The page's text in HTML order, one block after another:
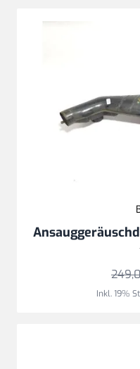
Inkl. 19%